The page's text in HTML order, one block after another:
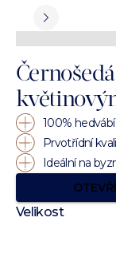
100% hedvábí
Prvotřídní
Ideální na
Velikost